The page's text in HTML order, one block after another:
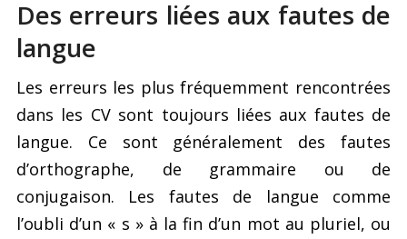
Des erreurs liées aux fautes de
langue
Les erreurs les plus fréquemment rencontrées
dans les CV sont toujours liées aux fautes de
langue. Ce sont généralement des fautes
d’orthographe, de grammaire ou de
conjugaison. Les fautes de langue comme
l’oubli d’un « s » à la fin d’un mot au pluriel, ou